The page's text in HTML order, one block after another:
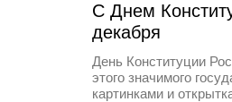
С Днем
декабря
День Конституции
этого значимого
картинками и